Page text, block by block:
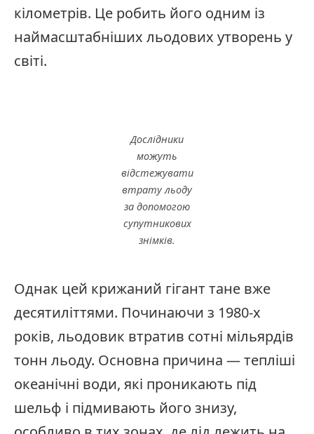
кілометрів. Це робить його одним із
наймасштабніших льодових утворень у
світі.
Дослідники
можуть
відстежувати
втрату льоду
за допомогою
супутникових
знімків.
Однак цей крижаний гігант тане вже
десятиліттями. Починаючи з 1980-х
років, льодовик втратив сотні мільярдів
тонн льоду. Основна причина — тепліші
океанічні води, які проникають під
шельф і підмивають його знизу,